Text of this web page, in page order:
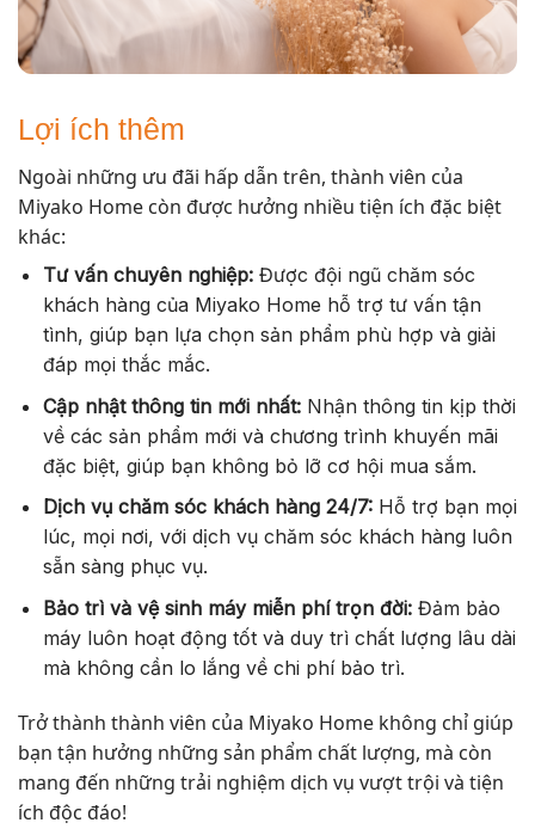
Lợi ích thêm
Ngoài những ưu đãi hấp dẫn trên, thành viên của
Miyako Home còn được hưởng nhiều tiện ích đặc biệt
khác:
Tư vấn chuyên nghiệp:Được đội ngũ chăm sóc
khách hàng của Miyako Home hỗ trợ tư vấn tận
tình, giúp bạn lựa chọn sản phẩm phù hợp và giải
đáp mọi thắc mắc.
Cập nhật thông tin mới nhất:Nhận thông tin kịp thời
về các sản phẩm mới và chương trình khuyến mãi
đặc biệt, giúp bạn không bỏ lỡ cơ hội mua sắm.
Dịch vụ chăm sóc khách hàng 24/7:Hỗ trợ bạn mọi
lúc, mọi nơi, với dịch vụ chăm sóc khách hàng luôn
sẵn sàng phục vụ.
Bảo trì và vệ sinh máy miễn phí trọn đời:Đảm bảo
máy luôn hoạt động tốt và duy trì chất lượng lâu dài
mà không cần lo lắng về chi phí bảo trì.
Trở thành thành viên của Miyako Home không chỉ giúp
bạn tận hưởng những sản phẩm chất lượng, mà còn
mang đến những trải nghiệm dịch vụ vượt trội và tiện
ích độc đáo!